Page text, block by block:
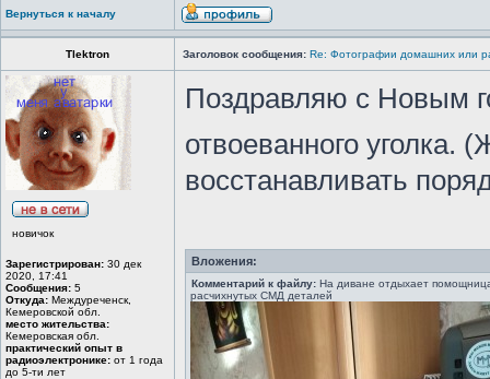
Вернуться к началу
Tlektron Заголовок сообщения: Re: Фотографии домашних или
новичок
Зарегистрирован: 30 дек
2020, 17:41
Сообщения: 5
Откуда: Междуреченск,
Кемеровской обл.
место жительства:
Кемеровская обл.
практический опыт в
радиоэлектронике: от 1 года
до 5-ти лет
Поздравляю с Новым
отвоеванного уголка.
восстанавливать
Вложения:
Комментарий к файлу: На диване отдыхает
расчихнутых СМД деталей